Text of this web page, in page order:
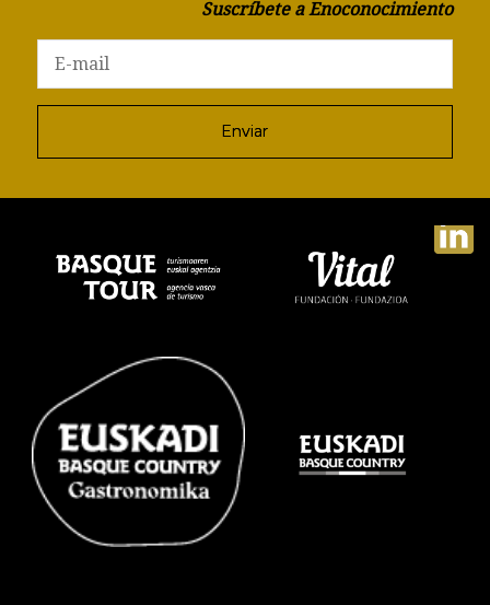
Suscríbete a Enoconocimiento